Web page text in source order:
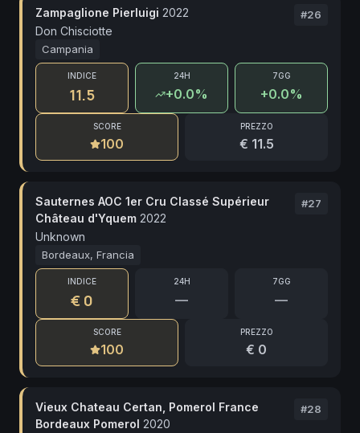
Zampaglione Pierluigi 2022
Don Chisciotte
#26
Campania
INDICE
11.5
24H
+0.0%
7GG
+0.0%
SCORE
100
PREZZO
€ 11.5
Sauternes AOC 1er Cru Classé Supérieur
Château d'Yquem 2022
Unknown
#27
Bordeaux, Francia
INDICE
€ 0
24H
—
7GG
—
SCORE
100
PREZZO
€ 0
Vieux Chateau Certan, Pomerol France
Bordeaux Pomerol 2020
#28